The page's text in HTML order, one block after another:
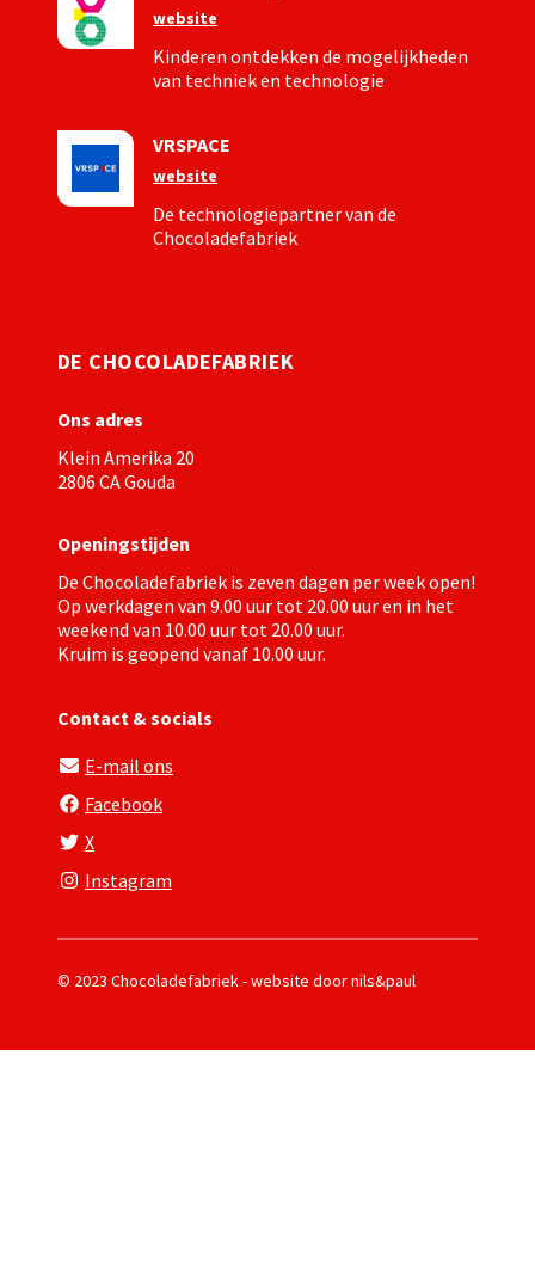
website
Kinderen ontdekken de mogelijkheden
van techniek en technologie
VRSPACE
website
De technologiepartner van de
Chocoladefabriek
DE CHOCOLADEFABRIEK
Ons adres
Klein Amerika 20
2806 CA Gouda
Openingstijden
De Chocoladefabriek is zeven dagen per week open!
Op werkdagen van 9.00 uur tot 20.00 uur en in het
weekend van 10.00 uur tot 20.00 uur.
Kruim is geopend vanaf 10.00 uur.
Contact & socials
E-mail ons
Facebook
X
Instagram
© 2023 Chocoladefabriek - website doornils&paul